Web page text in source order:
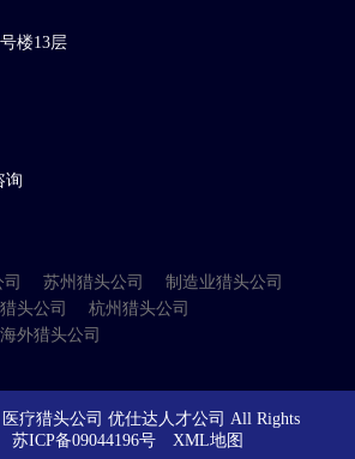
楼13层
询
苏州猎头公司
制造业猎头公司
头公司
杭州猎头公司
海外猎头公司
疗猎头公司 优仕达人才公司 All Rights
苏ICP备09044196号 XML地图